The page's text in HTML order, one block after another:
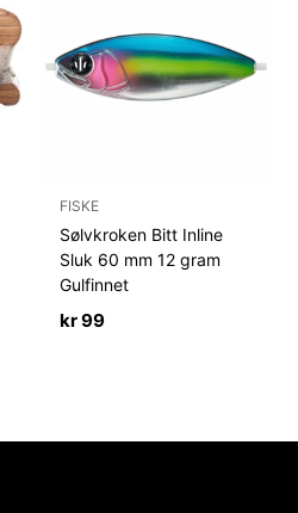
FISKE
Sølvkroken Bitt Inline
Sluk 60 mm 12 gram
Gulfinnet
kr99